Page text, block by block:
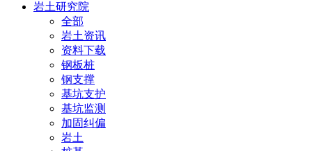
岩土研究院
全部
岩土资讯
资料下载
钢板桩
钢支撑
基坑支护
基坑监测
加固纠偏
岩土